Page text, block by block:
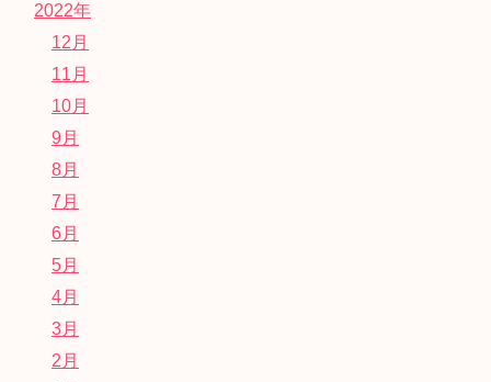
2022年
12月
11月
10月
9月
8月
7月
6月
5月
4月
3月
2月